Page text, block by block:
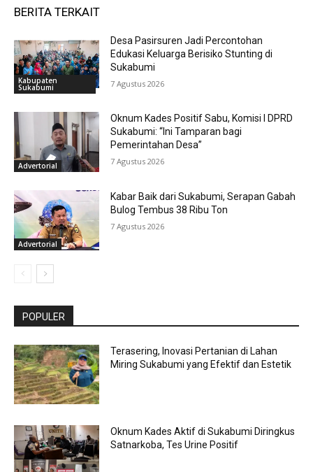
BERITA TERKAIT
Kabupaten
Sukabumi
Desa Pasirsuren Jadi Percontohan
Edukasi Keluarga Berisiko Stunting di
Sukabumi
7 Agustus 2026
Advertorial
Oknum Kades Positif Sabu, Komisi I DPRD
Sukabumi: “Ini Tamparan bagi
Pemerintahan Desa”
7 Agustus 2026
Advertorial
Kabar Baik dari Sukabumi, Serapan Gabah
Bulog Tembus 38 Ribu Ton
7 Agustus 2026
POPULER
Terasering, Inovasi Pertanian di Lahan
Miring Sukabumi yang Efektif dan Estetik
Oknum Kades Aktif di Sukabumi Diringkus
Satnarkoba, Tes Urine Positif